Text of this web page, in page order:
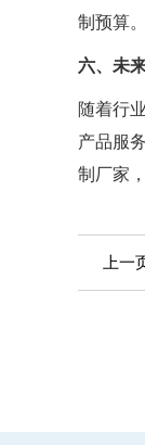
制预算
六、未
随着行
产品服
制厂家
上一